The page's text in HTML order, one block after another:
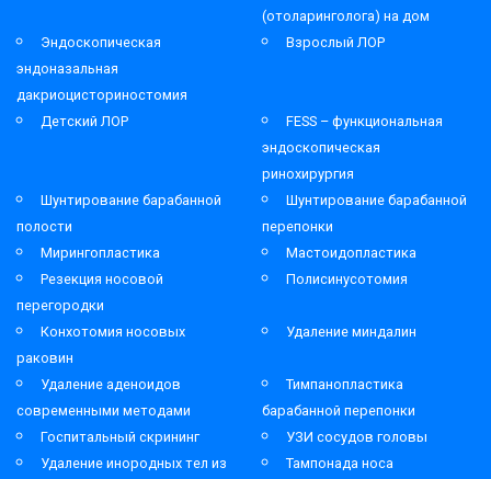
(отоларинголога) на дом
Эндоскопическая
эндоназальная
дакриоцисториностомия
Взрослый ЛОР
Детский ЛОР
FESS – функциональная
эндоскопическая
ринохирургия
Шунтирование барабанной
полости
Шунтирование барабанной
перепонки
Мирингопластика
Мастоидопластика
Резекция носовой
перегородки
Полисинусотомия
Конхотомия носовых
раковин
Удаление миндалин
Удаление аденоидов
современными методами
Тимпанопластика
барабанной перепонки
Госпитальный скрининг
УЗИ сосудов головы
Удаление инородных тел из
Тампонада носа